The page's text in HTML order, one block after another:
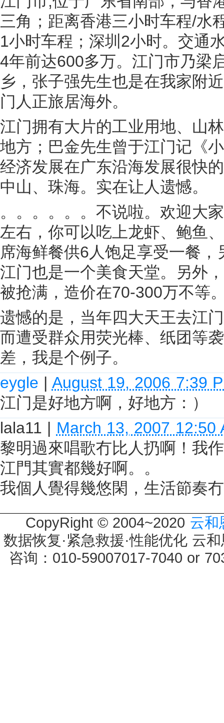
三角；距离香港三小时车程/水
1小时车程；深圳2小时。交通
4年前达600多万。江门市乃梁
乡，张子强先生也是在我家附
门人正旅居海外。
江门拥有大片的工业用地、山
地方；巴金先生曾于江门记《
经济发展在广东沿海发展很快
中山、珠海。实在让人遗憾。
。。。。。。不说啦。欢迎大
左右，你可以吃上龙虾、鲍鱼
席海鲜餐供6人饱足享受一餐
江门也是一个美食天堂。另外
被抢满，造价在70-300万不等
遗憾的是，当年四大天王去江
而遭受群众用荧光棒、纸团等
差，我是个例子。
eygle | August 19, 2006 7:39
江门是好地方啊，好地方：）
lala11 | March 13, 2007 12:50
黎明過來唱歌冇比人扔啊！我
江門其實都幾好啊。。
我個人覺得幾悠閑，生活節奏
CopyRight © 2004~2020 云和
数据恢复·紧急救援·性能优化 云
咨询：010-59007017-7040 or